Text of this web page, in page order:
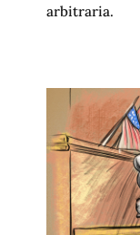
arbitraria.